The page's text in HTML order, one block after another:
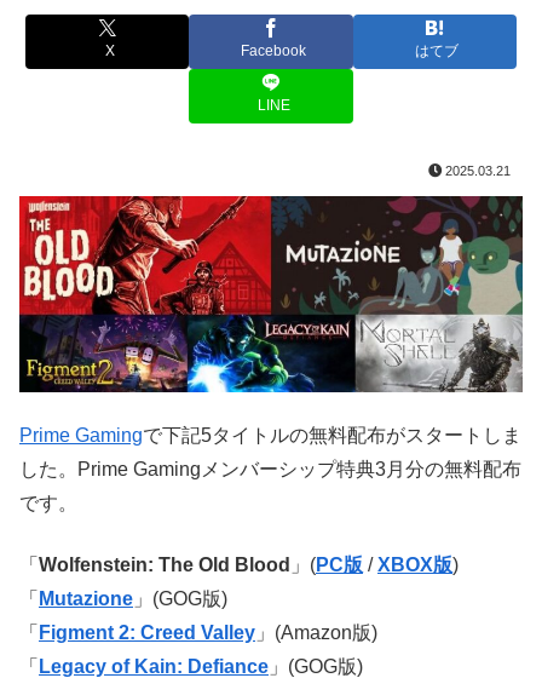
X Facebook はてブ
LINE
2025.03.21
Prime Gamingで下記5タイトルの無料配布がスタートしま
した。Prime Gamingメンバーシップ特典3月分の無料配布
です。
「 Wolfenstein: The Old Blood 」(PC版 /XBOX版)
「 Mutazione 」(GOG版)
「 Figment 2: Creed Valley 」(Amazon版)
「 Legacy of Kain: Defiance 」(GOG版)